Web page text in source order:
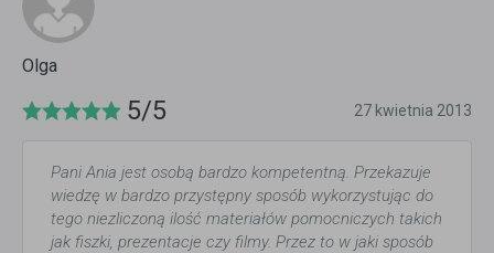
Olga
5/5 27 kwietnia 2013
Pani Ania jest osobą bardzo kompetentną. Przekazuje
wiedzę w bardzo przystępny sposób wykorzystując do
tego niezliczoną ilość materiałów pomocniczych takich
jak fiszki, prezentacje czy filmy. Przez to w jaki sposób